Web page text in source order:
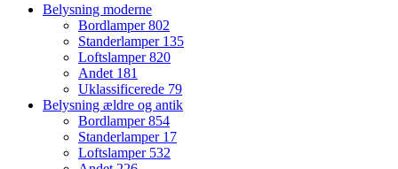
Belysning moderne
Bordlamper802
Standerlamper 135
Loftslamper820
Andet 181
Uklassificerede 79
Belysning ældre og antik
Bordlamper854
Standerlamper 17
Loftslamper 532